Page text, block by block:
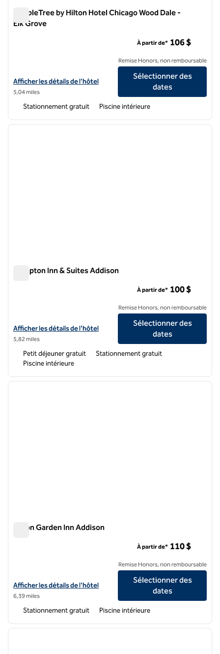
DoubleTree by Hilton Hotel Chicago Wood Dale -
Elk Grove
Afficher les détails de l'hôtel DoubleTree by Hilton Hotel Chicago
Afficher les détails de l'hôtel
5,04 miles
À partir de* 106 $
Remise Honors, non remboursable
Sélectionner des
dates
Stationnement gratuit Piscine intérieure
1 sur 12
Hampton Inn & Suites Addison
Afficher les détails de l'hôtel Hampton Inn & Suites Addison
Afficher les détails de l'hôtel
5,82 miles
À partir de* 100 $
Remise Honors, non remboursable
Sélectionner des
dates
Petit déjeuner gratuit
Stationnement gratuit
Piscine intérieure
1 sur 12
Hilton Garden Inn Addison
Afficher les détails de l'hôtel Hilton Garden Inn Addison
Afficher les détails de l'hôtel
6,39 miles
À partir de* 110 $
Remise Honors, non remboursable
Sélectionner des
dates
Stationnement gratuit Piscine intérieure
1 sur 7